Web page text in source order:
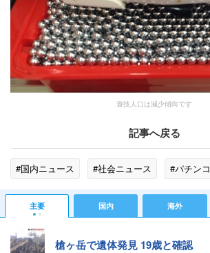
遊技人口は減少傾向です
記事へ戻る
#国内ニュース #社会ニュース #パチンコ
主要 国内 海外
槍ヶ岳で遺体発見 19歳と確認